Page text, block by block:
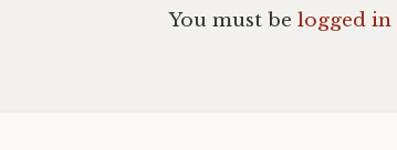
You must be logged in